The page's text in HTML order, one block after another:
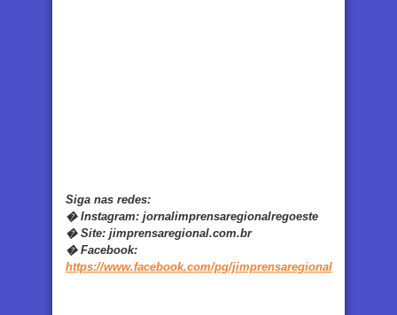
Siga nas redes:
�Instagram: jornalimprensaregionalregoeste
�Site: jimprensaregional.com.br
�Facebook:
https://www.facebook.com/pg/jimprensaregional